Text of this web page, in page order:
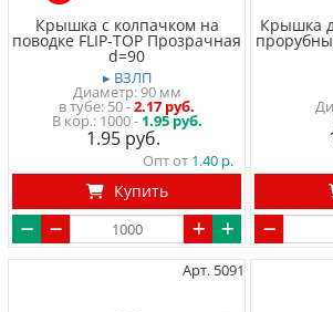
Крышка с колпачком на
поводке FLIP-TOP Прозрачная
d=90
▸ ВЗЛП
Диаметр: 90 мм
в тубе 50-2.17 руб.
1000 - 1.95 руб.
1.95
Опт от 1.40
Купить
Крышка
Арт. 5091